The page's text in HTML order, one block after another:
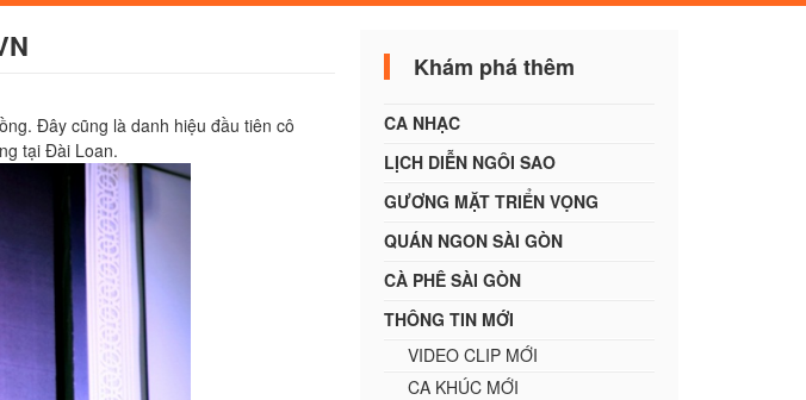
Đây cũng là danh hiệu đầu tiên cô
tại Đài Loan.
Khám phá thêm
CA NHẠC
LỊCH DIỄN NGÔI SAO
GƯƠNG MẶT TRIỂN VỌNG
QUÁN NGON SÀI GÒN
CÀ PHÊ SÀI GÒN
THÔNG TIN MỚI
VIDEO CLIP MỚI
CA KHÚC MỚI